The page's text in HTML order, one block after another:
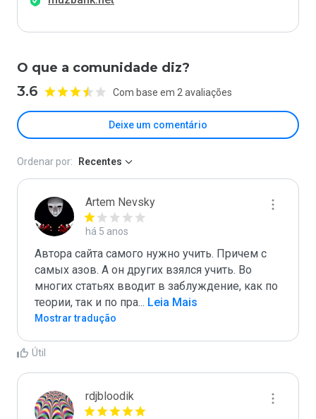
O que a comunidade diz?
3.6 Com base em 2 avaliações
Deixe um comentário
Ordenar por: Recentes
Artem Nevsky
há 5 anos
Автора сайта самого нужно учить. Причем с
самых азов. А он других взялся учить. Во
многих статьях вводит в заблуждение, как по
теории, так и по пра... Leia Mais
Mostrar tradução
Útil
rdjbloodik